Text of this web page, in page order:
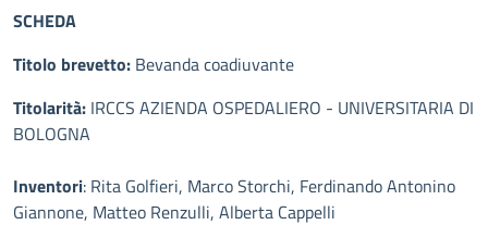
SCHEDA
Titolo brevetto: Bevanda coadiuvante
Titolarità: IRCCS AZIENDA OSPEDALIERO - UNIVERSITARIA DI
BOLOGNA
Inventori: Rita Golfieri, Marco Storchi, Ferdinando Antonino
Giannone, Matteo Renzulli, Alberta Cappelli